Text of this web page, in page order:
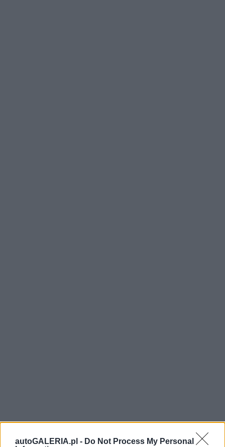
autoGALERIA.pl - Do Not Process My Personal